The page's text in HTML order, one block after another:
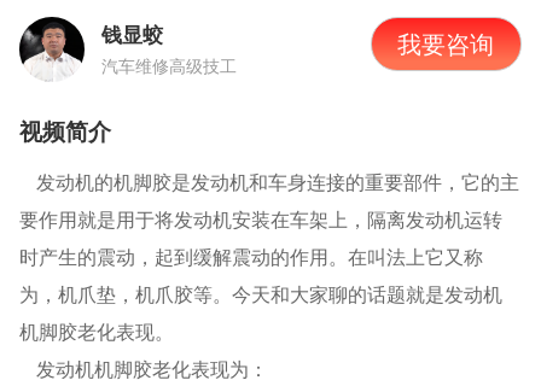
钱显蛟
汽车维修高级技工
我要咨询
视频简介
发动机的机脚胶是发动机和车身连接的重要部件，它的主
要作用就是用于将发动机安装在车架上，隔离发动机运转
时产生的震动，起到缓解震动的作用。在叫法上它又称
为，机爪垫，机爪胶等。今天和大家聊的话题就是发动机
机脚胶老化表现。
发动机机脚胶老化表现为：